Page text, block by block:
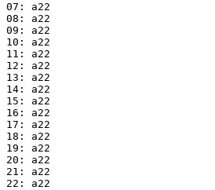
07: a22
08: a22
09: a22
10: a22
11: a22
12: a22
13: a22
14: a22
15: a22
16: a22
17: a22
18: a22
19: a22
20: a22
21: a22
22: a22